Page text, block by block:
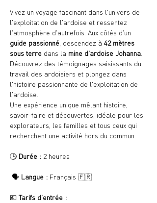
Vivez un voyage fascinant dans l'univers de
l'exploitation de l'ardoise et ressentez
l'atmosphère d'autrefois. Aux côtés d'un
guide passionné , descendez à 42 mètres
sous terre dans la mine d'ardoise Johanna
Découvrez des témoignages saisissants du
travail des ardoisiers et plongez dans
l'histoire passionnante de l'exploitation de
l'ardoise.
Une expérience unique mêlant histoire,
savoir-faire et découvertes, idéale pour les
explorateurs, les familles et tous ceux qui
recherchent une activité hors du commun.
🕒 Durée : 2 heures
🗣️ Langue : Français 🇫🇷
💶 Tarifs d'entrée :